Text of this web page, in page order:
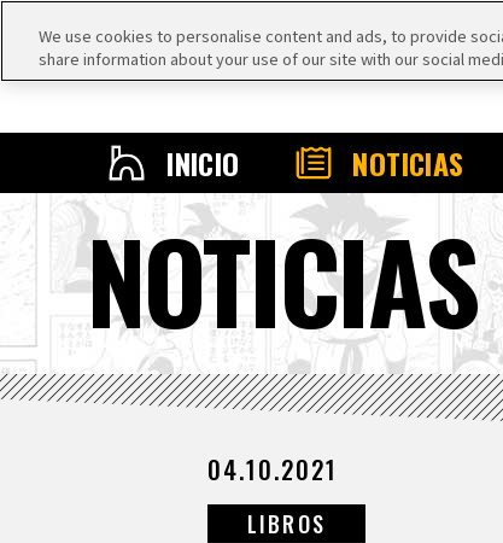
INICIO NOTICIAS
NOTICIAS
04.10.2021
LIBROS
We use cookies to personalise content and ads, to provide
share information about your use of our site with our social